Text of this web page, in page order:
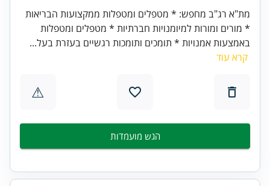
מת"א רג"ב מחפש: * מטפלים ומטפלות ממקצועות הבריאות
* מורים ומורות למיומנויות חברתיות * מטפלים ומטפלות
באמצעות אמנויות * תומכים ותומכות רגשיים בעזרת בעל...
קרא עוד
⚠
הגש מועמדות